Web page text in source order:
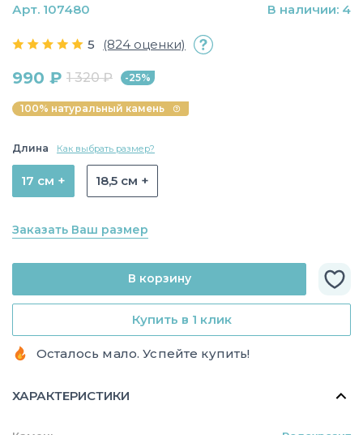
5 (824 оценки)
990 ₽ 1 320 ₽ -25%
100% натуральный камень
Длина Как выбрать размер?
17 см + 18,5 см +
Заказать Ваш размер
Купить в 1 клик
В корзину
Осталось мало. Успейте купить!
Арт. 107480 В наличии: 4
ХАРАКТЕРИСТИКИ